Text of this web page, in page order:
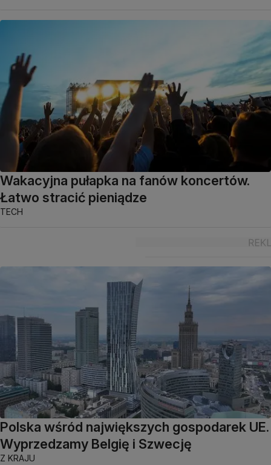
Wakacyjna pułapka na fanów koncertów.
Łatwo stracić pieniądze
TECH
Polska wśród największych gospodarek UE.
Wyprzedzamy Belgię i Szwecję
Z KRAJU